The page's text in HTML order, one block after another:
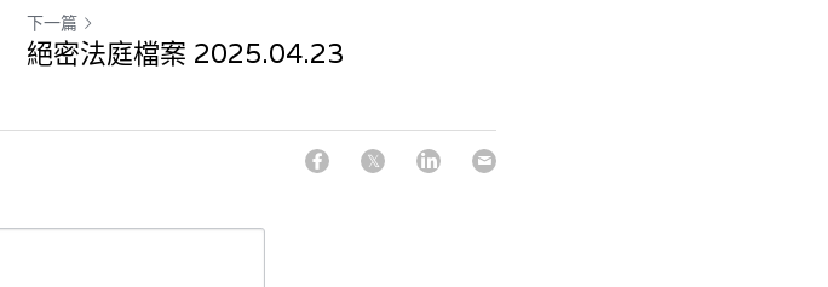
下一篇
絕密法庭檔案 2025.04.23